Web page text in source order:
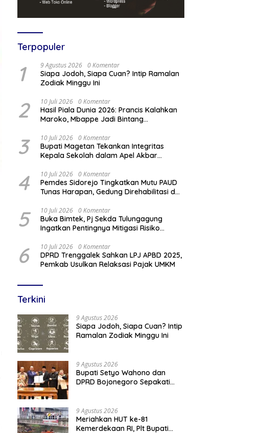
Terpopuler
1 9 Agustus 2026 0 Komentar
Siapa Jodoh, Siapa Cuan? Intip Ramalan
Zodiak Minggu Ini
2 10 Juli 2026 0 Komentar
Hasil Piala Dunia 2026: Prancis Kalahkan
Maroko, Mbappe Jadi Bintang
3 10 Juli 2026 0 Komentar
Bupati Magetan Tekankan Integritas
Kepala Sekolah dalam Apel Akbar
4 10 Juli 2026 0 Komentar
Pemdes Sidorejo Tingkatkan Mutu PAUD
Tunas Harapan, Gedung Direhabilitasi dan
5 10 Juli 2026 0 Komentar
Buka Bimtek, Pj Sekda Tulungagung
Ingatkan Pentingnya Mitigasi Risiko
6 10 Juli 2026 0 Komentar
DPRD Trenggalek Sahkan LPJ APBD 2025,
Pemkab Usulkan Relaksasi Pajak UMKM
Terkini
9 Agustus 2026
Siapa Jodoh, Siapa Cuan? Intip
Ramalan Zodiak Minggu Ini
9 Agustus 2026
Bupati Setyo Wahono dan
DPRD Bojonegoro Sepakati
9 Agustus 2026
Meriahkan HUT ke-81
Kemerdekaan RI, Plt Bupati